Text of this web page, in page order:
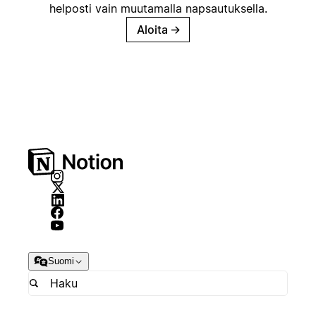
helposti vain muutamalla napsautuksella.
Aloita →
Suomi